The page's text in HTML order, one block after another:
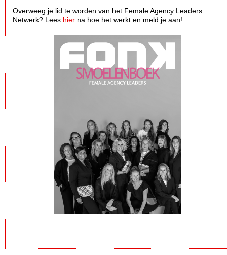
Overweeg je lid te worden van het Female Agency Leaders
Netwerk? Lees hier na hoe het werkt en meld je aan!